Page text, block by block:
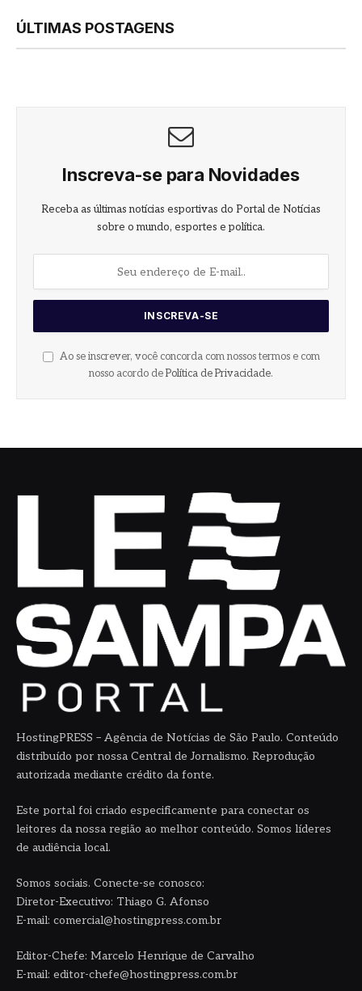
ÚLTIMAS POSTAGENS
Inscreva-se para Novidades
Receba as últimas notícias esportivas do Portal de Notícias
sobre o mundo, esportes e política.
Ao se inscrever, você concorda com nossos termos e com
nosso acordo de Política de Privacidade.
HostingPRESS – Agência de Notícias de São Paulo. Conteúdo
distribuído por nossa Central de Jornalismo. Reprodução
autorizada mediante crédito da fonte.
Este portal foi criado especificamente para conectar os
leitores da nossa região ao melhor conteúdo. Somos líderes
de audiência local.
Somos sociais. Conecte-se conosco:
Diretor-Executivo: Thiago G. Afonso
E-mail: comercial@hostingpress.com.br
Editor-Chefe: Marcelo Henrique de Carvalho
E-mail: editor-chefe@hostingpress.com.br